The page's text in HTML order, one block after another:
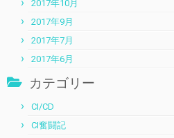
2017年10月
2017年9月
2017年7月
2017年6月
カテゴリー
CI/CD
CI奮闘記